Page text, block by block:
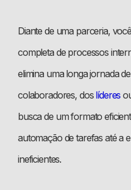
Diante de uma parceria,
completa de processos
elimina uma longa jornada
colaboradores, dos líderes
busca de um formato
automação de tarefas até a
ineficientes.